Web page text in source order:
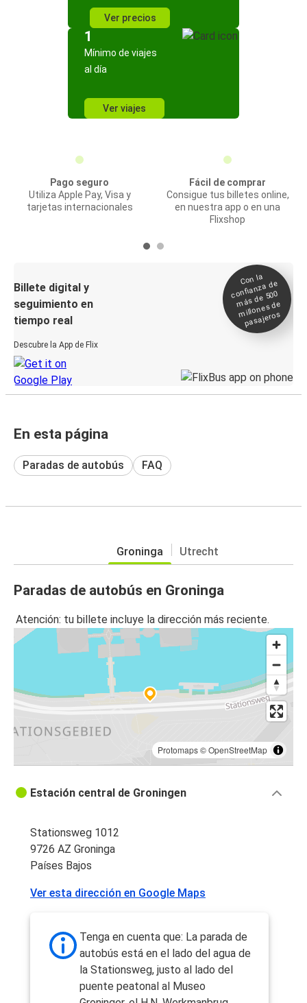
Ver precios
1
Mínimo de viajes
al día
Ver viajes
Pago seguro
Utiliza Apple Pay, Visa y
tarjetas internacionales
Fácil de comprar
Consigue tus billetes online,
en nuestra app o en una
Flixshop
Billete digital y
seguimiento en
tiempo real
Descubre la App de Flix
Con la
confianza de
más de 500
millones de
pasajeros
En esta página
Paradas de autobús FAQ
Groninga Utrecht
Paradas de autobús en Groninga
Atención: tu billete incluye la dirección más reciente.
Protomaps©OpenStreetMap
Estación central de Groningen
Stationsweg 1012
9726 AZ Groninga
Países Bajos
Ver esta dirección en Google Maps
Tenga en cuenta que: La parada de
autobús está en el lado del agua de
la Stationsweg, justo al lado del
puente peatonal al Museo